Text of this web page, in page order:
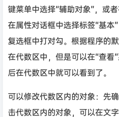
键菜单中选择“辅助对象”，或者
在属性对话框中选择标签“基本
复选框中打对勾。根据程序的
在代数区中，但是可以在“查看
后在代数区中就可以看到了。
可以修改代数区内的对象：先
击代数区内的对象，可以在文